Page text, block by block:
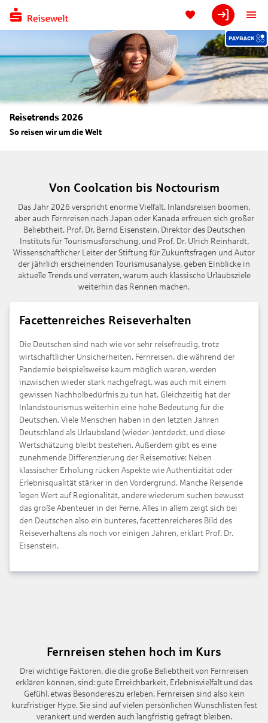
Reisetrends 2026
So reisen wir um die Welt
Von Coolcation bis Noctourism
Das Jahr 2026 verspricht enorme Vielfalt. Inlandsreisen boomen,
aber auch Fernreisen nach Japan oder Kanada erfreuen sich großer
Beliebtheit. Prof. Dr. Bernd Eisenstein, Direktor des Deutschen
Instituts für Tourismusforschung, und Prof. Dr. Ulrich Reinhardt,
Wissenschaftlicher Leiter der Stiftung für Zukunftsfragen und Autor
der jährlich erscheinenden Tourismusanalyse, geben Einblicke in
aktuelle Trends und verraten, warum auch klassische Urlaubsziele
weiterhin das Rennen machen.
Facettenreiches Reiseverhalten
Die Deutschen sind nach wie vor sehr reisefreudig, trotz
wirtschaftlicher Unsicherheiten. Fernreisen, die während der
Pandemie beispielsweise kaum möglich waren, werden
inzwischen wieder stark nachgefragt, was auch mit einem
gewissen Nachholbedürfnis zu tun hat. Gleichzeitig hat der
Inlandstourismus weiterhin eine hohe Bedeutung für die
Deutschen. Viele Menschen haben in den letzten Jahren
Deutschland als Urlaubsland (wieder-)entdeckt, und diese
Wertschätzung bleibt bestehen. Außerdem gibt es eine
zunehmende Differenzierung der Reisemotive: Neben
klassischer Erholung rücken Aspekte wie Authentizität oder
Erlebnisqualität stärker in den Vordergrund. Manche Reisende
legen Wert auf Regionalität, andere wiederum suchen bewusst
das große Abenteuer in der Ferne. Alles in allem zeigt sich bei
den Deutschen also ein bunteres, facettenreicheres Bild des
Reiseverhaltens als noch vor einigen Jahren, erklärt Prof. Dr.
Eisenstein.
Fernreisen stehen hoch im Kurs
Drei wichtige Faktoren, die die große Beliebtheit von Fernreisen
erklären können, sind: gute Erreichbarkeit, Erlebnisvielfalt und das
Gefühl, etwas Besonderes zu erleben. Fernreisen sind also kein
kurzfristiger Hype. Sie sind auf vielen persönlichen Wunschlisten fest
verankert und werden auch langfristig gefragt bleiben.